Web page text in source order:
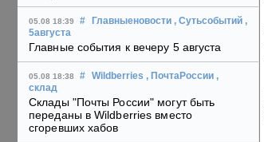
05.08 18:39 # Главныеновости , Сутьсобытий ,
5августа
Главные события к вечеру 5 августа
05.08 18:38 # Wildberries , ПочтаРоссии ,
склад
Склады "Почты России" могут быть
переданы в Wildberries вместо
сгоревших хабов